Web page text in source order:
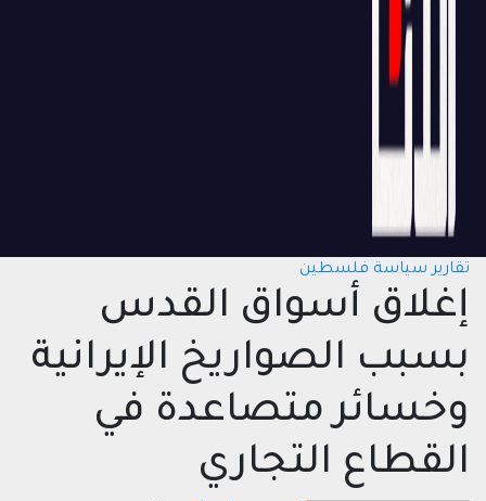
تقارير سياسة فلسطين
إغلاق أسواق القدس
بسبب الصواريخ الإيرانية
وخسائر متصاعدة في
القطاع التجاري